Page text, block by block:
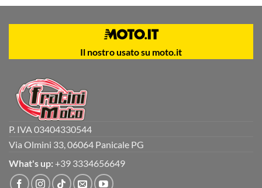
Il nostro usato su moto.it
P. IVA 03404330544
Via Olmini 33, 06064 Panicale PG
What's up: +39 3334656649